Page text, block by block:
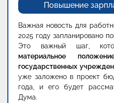
Повышение
Важная новость для
2025 году запланировано
Это важный шаг,
материальное
государственных
уже заложено в проект
года, и его будет
Дума.